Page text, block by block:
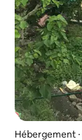
Hébergement